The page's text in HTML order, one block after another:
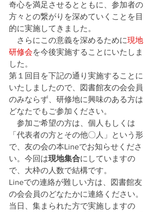
奇心を満足させるとともに、参加者の
方々との繋がりを深めていくことを目
的に実施してきました。
さらにこの意義を深めるために現地
研修会を今後実施することにいたしま
した。
第１回目を下記の通り実施することに
いたしましたので、図書館友の会会員
のみならず、研修地に興味のある方は
どなたでもご参加ください。
参加ご希望の方は、個人もしくは
「代表者の方とその他〇人」という形
で、友の会の本Lineでお知らせくださ
い。今回は現地集合にしていますの
で、大枠の人数で結構です。
Lineでの連絡が難しい方は、図書館友
の会会員のどなたかに連絡ください。
当日、集まられた方で実施しますの